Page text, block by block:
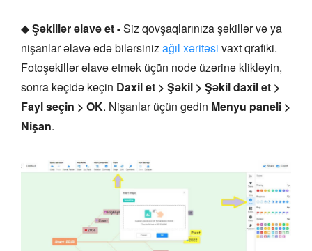
◆Şəkillər əlavə et -Siz qovşaqlarınıza şəkillər və ya
nişanlar əlavə edə bilərsinizağıl xəritəsi vaxt qrafiki.
Fotoşəkillər əlavə etmək üçün node üzərinə klikləyin,
sonra keçidə keçin Daxil et > Şəkil > Şəkil daxil et >
Fayl seçin > OK. Nişanlar üçün gedin Menyu paneli >
Nişan.